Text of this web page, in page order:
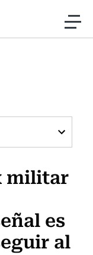
militar
es
al